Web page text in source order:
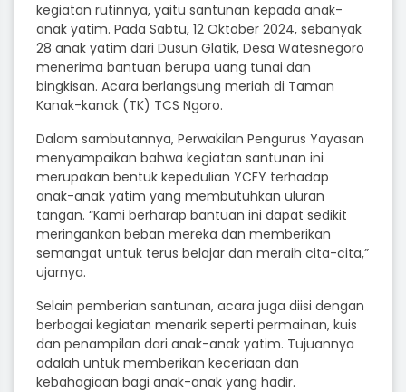
kegiatan rutinnya, yaitu santunan kepada anak-
anak yatim. Pada Sabtu, 12 Oktober 2024, sebanyak
28 anak yatim dari Dusun Glatik, Desa Watesnegoro
menerima bantuan berupa uang tunai dan
bingkisan. Acara berlangsung meriah di Taman
Kanak-kanak (TK) TCS Ngoro.
Dalam sambutannya, Perwakilan Pengurus Yayasan
menyampaikan bahwa kegiatan santunan ini
merupakan bentuk kepedulian YCFY terhadap
anak-anak yatim yang membutuhkan uluran
tangan. “Kami berharap bantuan ini dapat sedikit
meringankan beban mereka dan memberikan
semangat untuk terus belajar dan meraih cita-cita,”
ujarnya.
Selain pemberian santunan, acara juga diisi dengan
berbagai kegiatan menarik seperti permainan, kuis
dan penampilan dari anak-anak yatim. Tujuannya
adalah untuk memberikan keceriaan dan
kebahagiaan bagi anak-anak yang hadir.